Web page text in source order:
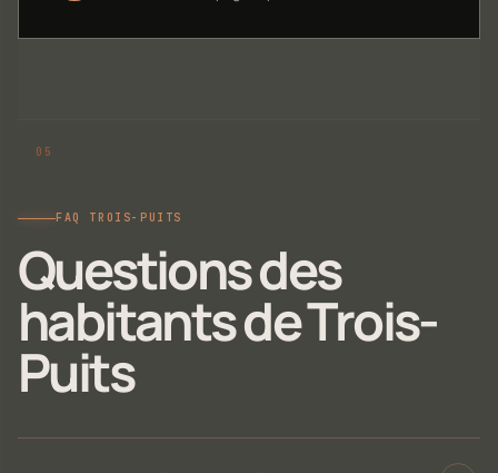
FAQ TROIS-PUITS
Questions des
habitants de Trois-
Puits